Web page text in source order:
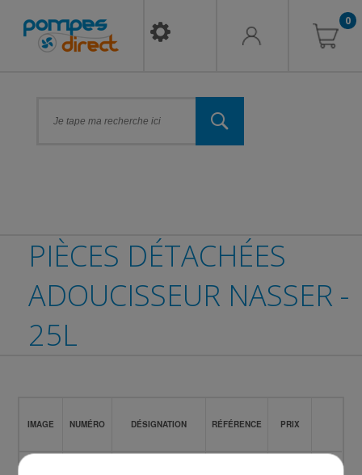
0
PIÈCES DÉTACHÉES
ADOUCISSEUR NASSER -
25L
IMAGE NUMÉRO DÉSIGNATION RÉFÉRENCE PRIX